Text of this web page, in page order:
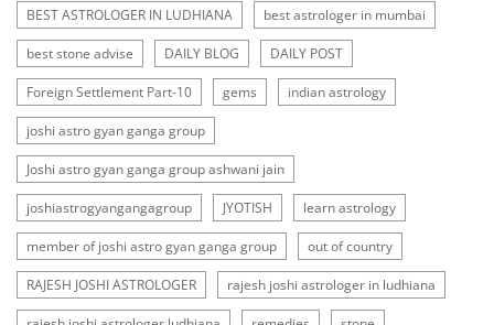
BEST ASTROLOGER IN LUDHIANA best astrologer in mumbai
best stone advise DAILY BLOG DAILY POST
Foreign Settlement Part-10 gems indian astrology
joshi astro gyan ganga group
Joshi astro gyan ganga group ashwani jain
joshiastrogyangangagroup JYOTISH learn astrology
member of joshi astro gyan ganga group out of country
RAJESH JOSHI ASTROLOGER rajesh joshi astrologer in ludhiana